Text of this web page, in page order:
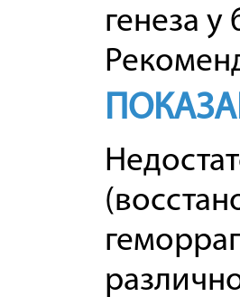
генеза